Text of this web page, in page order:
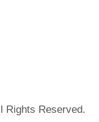
Rights Reserved.